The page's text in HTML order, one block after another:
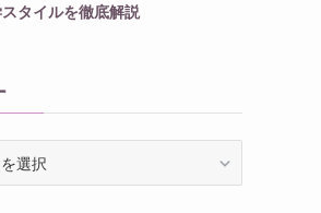
タイルを徹底解説